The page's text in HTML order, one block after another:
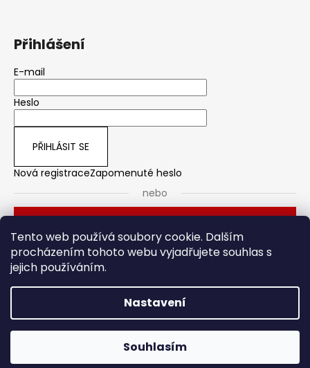
Tento web používá soubory cookie. Dalším
procházením tohoto webu vyjadřujete souhlas s
jejich používáním.
Nastavení
Souhlasím
Přihlášení
E-mail
Heslo
PŘIHLÁSIT SE
Nová registraceZapomenuté heslo
nebo
Vytvořil Shoptet
HOTO. Všechna práva vyhrazena.